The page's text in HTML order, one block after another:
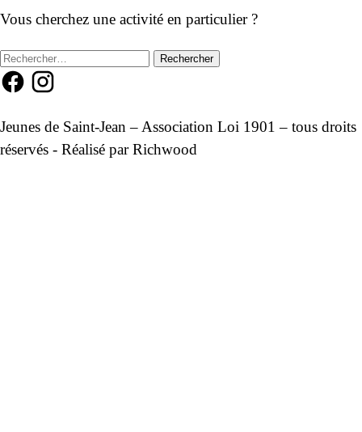
de
l’article
Vous cherchez une activité en particulier ?
Rechercher :
Jeunes de Saint-Jean – Association Loi 1901 – tous droits
réservés - Réalisé parRichwood